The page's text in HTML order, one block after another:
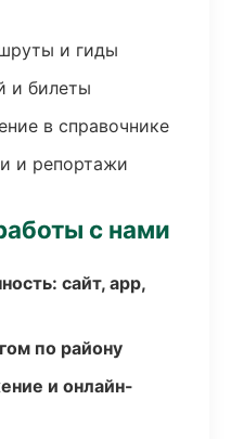
и гиды
и билеты
в справочнике
и репортажи
с нами
сайт, app,
по району
и онлайн-